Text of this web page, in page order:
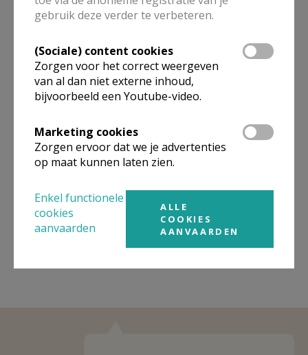
Organisatiestructuur
Niet gevonden wat je zocht? Hier vind je links naar de
onderliggende of gelijke niveau.
Behoort totPastorale Regio Halle
Weergeven
Pastorale zone Gooik-Pepingen
gebruik deze verder te verbeteren.
(Sociale) content cookies
Zorgen voor het correct weergeven
van al dan niet externe inhoud,
bijvoorbeeld een Youtube-video.
Marketing cookies
Zorgen ervoor dat we je advertenties
op maat kunnen laten zien.
Enkel functionele
cookies
aanvaarden
ALLE
COOKIES
AANVAARDEN